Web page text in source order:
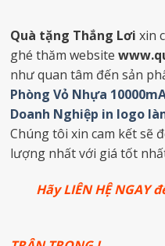
Quà tặng Thắng Lơi xin
ghé thăm website
như quan tâm đến sản
Phòng Vỏ Nhựa
Doanh Nghiệp in logo
Chúng tôi xin cam kết sẽ
lượng nhất với giá tốt
Hãy LIÊN HỆ